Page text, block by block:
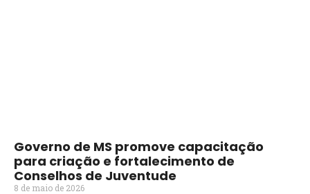
Governo de MS promove capacitação
para criação e fortalecimento de
Conselhos de Juventude
8 de maio de 2026